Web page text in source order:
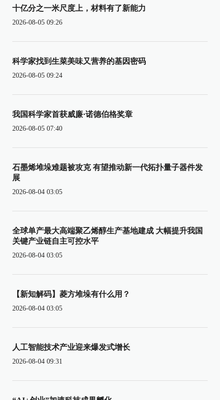
十亿分之一米尺度上，材料有了新能力
2026-08-05 09:26
科学家找到生菜美味又营养的基因密码
2026-08-05 09:24
我国科学家首获威廉·诺德伯格奖章
2026-08-05 07:40
石墨烯堆垛难题被攻克 有望推动新一代拓扑量子器件发
展
2026-08-04 03:05
全球单产最大高端聚乙烯醇生产基地建成 大幅提升我国
关键产业链自主可控水平
2026-08-04 03:05
【新知解码】菱方堆垛有什么用？
2026-08-04 03:05
人工智能技术产业迎来爆发式增长
2026-08-04 09:31